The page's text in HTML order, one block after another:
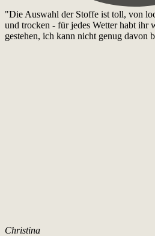
"Die Auswahl der Stoffe ist toll, von
und trocken - für jedes Wetter habt ihr
gestehen, ich kann nicht genug davon
Christina